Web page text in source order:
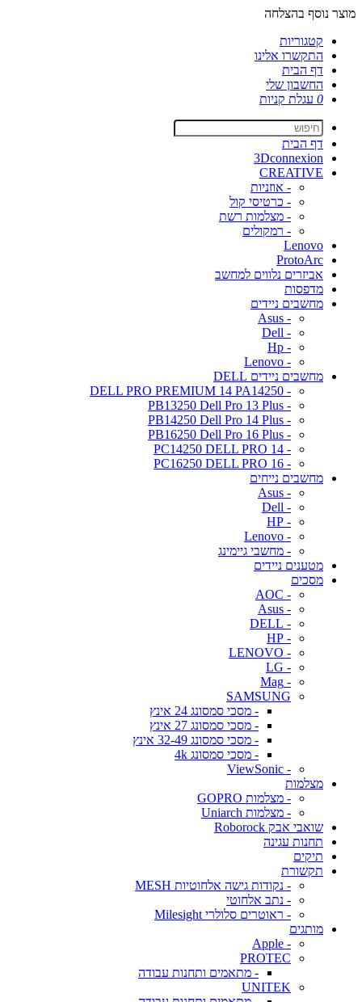
מוצר נוסף בהצלחה
קטגוריות
התקשרו אלינו
דף הבית
החשבון שלי
0 עגלת קניות
דף הבית
3Dconnexion
CREATIVE
- אוזניות
- כרטיסי קול
- מצלמות רשת
- רמקולים
Lenovo
ProtoArc
אביזרים נלווים למחשב
מדפסות
מחשבים ניידים
- Asus
- Dell
- Hp
- Lenovo
מחשבים ניידים DELL
- DELL PRO PREMIUM 14 PA14250
- PB13250 Dell Pro 13 Plus
- PB14250 Dell Pro 14 Plus
- PB16250 Dell Pro 16 Plus
- PC14250 DELL PRO 14
- PC16250 DELL PRO 16
מחשבים נייחים
- Asus
- Dell
- HP
- Lenovo
- מחשבי גיימינג
מטענים ניידים
מסכים
- AOC
- Asus
- DELL
- HP
- LENOVO
- LG
- Mag
SAMSUNG
- מסכי סמסונג 24 אינץ
- מסכי סמסונג 27 אינץ
- מסכי סמסונג 32-49 אינץ
- מסכי סמסונג 4k
- ViewSonic
מצלמות
- מצלמות GOPRO
- מצלמות Uniarch
שואבי אבק Roborock
תחנות עגינה
תיקים
תקשורת
- נקודות גישה אלחוטיות MESH
- נתב אלחוטי
- ראוטרים סלולרי Milesight
מותגים
- Apple
PROTEC
- מתאמים ותחנות עבודה
UNITEK